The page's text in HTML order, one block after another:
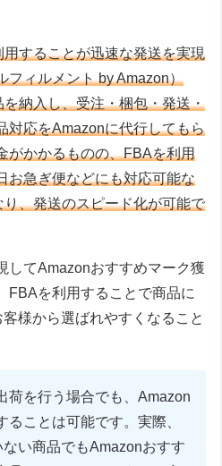
することが迅速な発送を実現
フィルメント by Amazon）
納入し、受注・梱包・発送・
対応をAmazonに代行してもら
がかかるものの、FBAを利用
お急ぎ便などにも対応可能な
、発送のスピード化が可能で
してAmazonおすすめマーク獲
FBAを利用することで商品に
様から選ばれやすくなること
荷を行う場合でも、Amazon
ことは可能です。実際、
い商品でもAmazonおすす